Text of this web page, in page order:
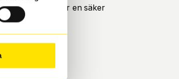
alla krav för en säker